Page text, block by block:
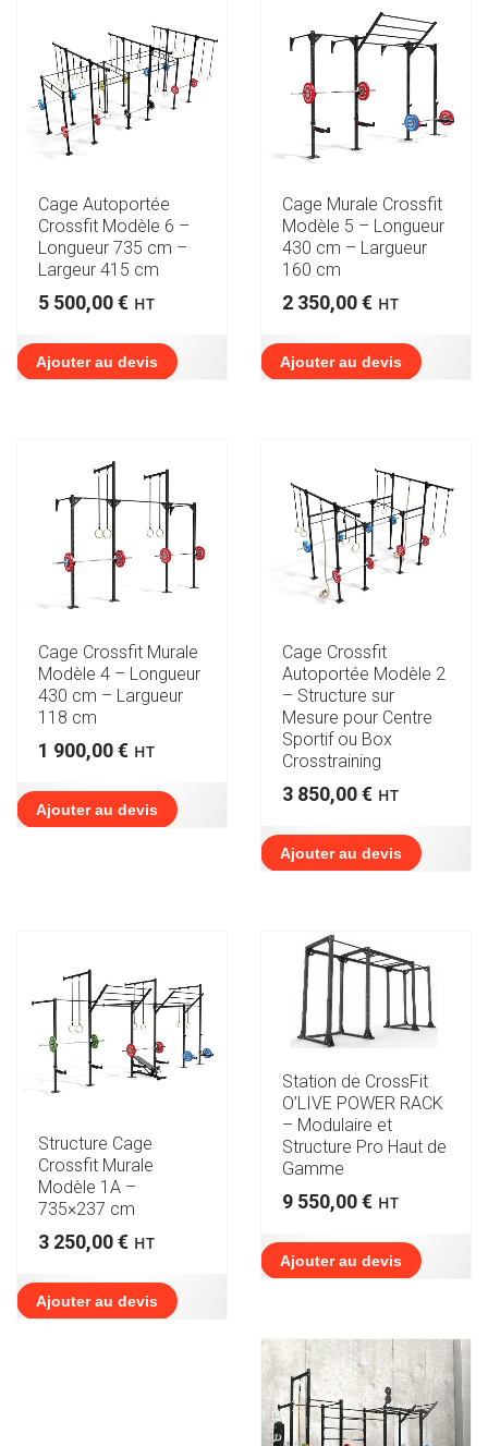
Cage Autoportée
Crossfit Modèle 6 –
Longueur 735 cm –
Largeur 415 cm
5 500,00€ HT
Ajouter au devis
Cage Murale Crossfit
Modèle 5 – Longueur
430 cm – Largueur
160 cm
2 350,00€ HT
Ajouter au devis
Cage Crossfit Murale
Modèle 4 – Longueur
430 cm – Largueur
118 cm
1 900,00€ HT
Ajouter au devis
Cage Crossfit
Autoportée Modèle 2
– Structure sur
Mesure pour Centre
Sportif ou Box
Crosstraining
3 850,00€ HT
Ajouter au devis
Structure Cage
Crossfit Murale
Modèle 1A –
735×237 cm
3 250,00€ HT
Ajouter au devis
Station de CrossFit
O’LIVE POWER RACK
– Modulaire et
Structure Pro Haut de
Gamme
9 550,00€ HT
Ajouter au devis